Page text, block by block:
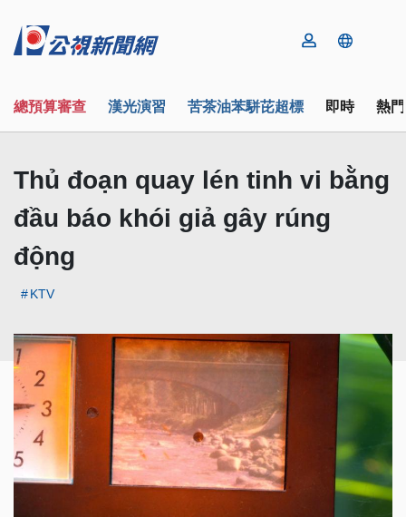
總預算審查 漢光演習 苦茶油苯駢芘超標 即時 熱
Thủ đoạn quay lén tinh vi bằng
đầu báo khói giả gây rúng
động
KTV